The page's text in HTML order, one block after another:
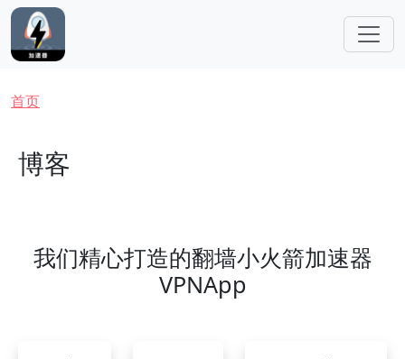
跳转到主要内容
面包屑
首页
博客
我们精心打造的翻墙小火箭加速器
VPNApp